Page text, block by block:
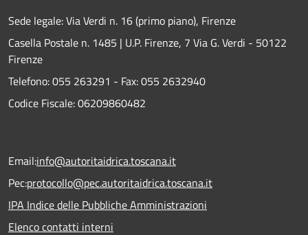
Sede legale: Via Verdi n. 16 (primo piano), Firenze
Casella Postale n. 1485 | U.P. Firenze, 7 Via G. Verdi - 50122
Firenze
Telefono:055 263291 - Fax:055 2632940
Codice Fiscale: 06209860482
Email:info@autoritaidrica.toscana.it
Pec:protocollo@pec.autoritaidrica.toscana.it
IPA Indice delle Pubbliche Amministrazioni
Elenco contatti interni